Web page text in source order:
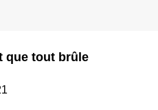
que tout brûle